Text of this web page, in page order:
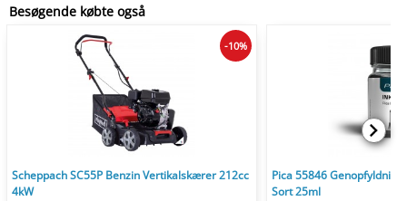
Besøgende købte også
Scheppach SC55P Benzin Vertikalskærer 212cc
4kW
-10%
Pica 55846
Sort 25ml